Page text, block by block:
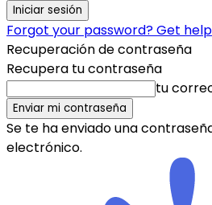
Forgot your password? Get help
Recuperación de contraseña
Recupera tu contraseña
tu
Se te ha enviado una
electrónico.